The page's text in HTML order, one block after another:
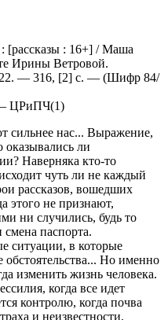
: [рассказы : 16+] / Маша
Ирины Ветровой.
— 316, [2] с. — (Шифр 84/
— ЦРиПЧ(1)
сильнее нас... Выражение,
оказывались ли
Наверняка кто-то
чуть ли не каждый
рассказов, вошедших
этого не признают,
ни случились, будь то
смена паспорта.
ситуации, в которые
Но именно
изменить жизнь человека.
когда все идет
контролю, когда почва
и неизвестности,